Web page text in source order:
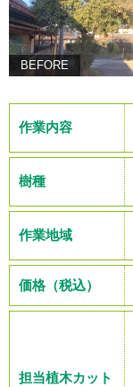
BEFORE
作業内容
樹種
作業地域
価格（税込）
担当植木カット